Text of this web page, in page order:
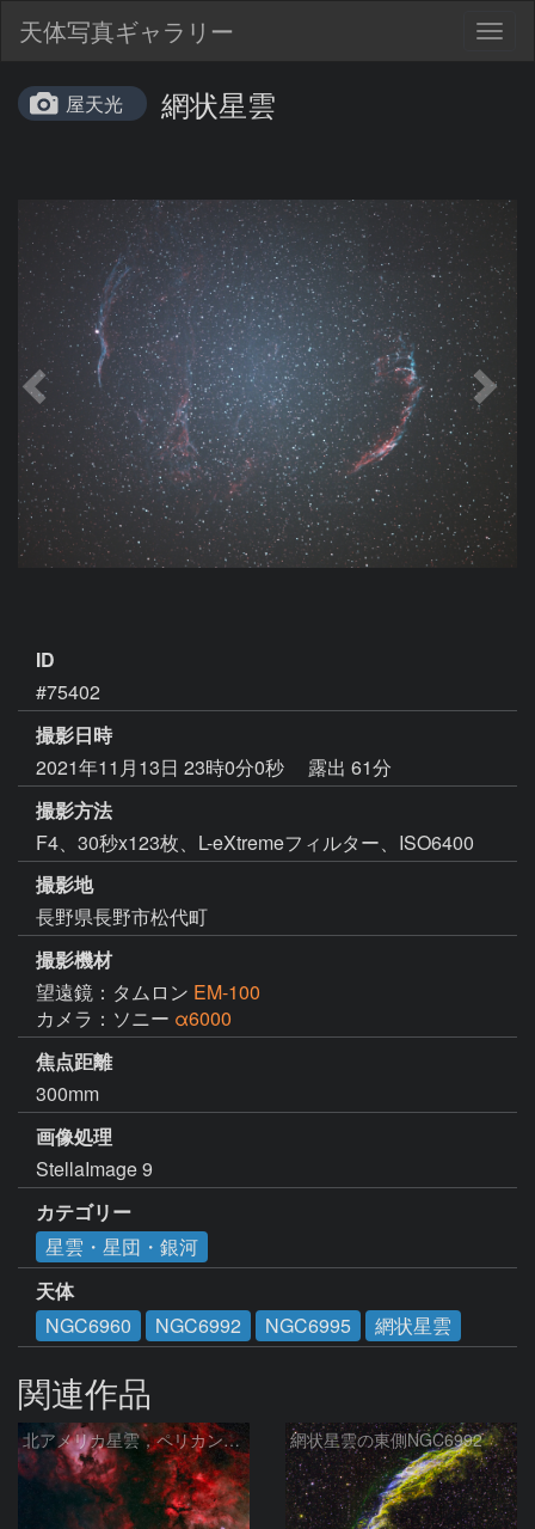
天体写真ギャラリー
屋天光 網状星雲
ID
#75402
撮影日時
2021年11月13日 23時0分0秒
露出 61分
撮影方法
F4、30秒x123枚、L-eXtremeフィルター、ISO6400
撮影地
長野県長野市松代町
撮影機材
望遠鏡：タムロン EM-100
カメラ：ソニー α6000
焦点距離
300mm
画像処理
StellaImage 9
カテゴリー
星雲・星団・銀河
天体
NGC6960
NGC6992 NGC6995 網状星雲
関連作品
北アメリカ星雲，ペリカン星雲，サドル付近，クレセント星雲，網状星雲・・・etc 網状星雲の東側NGC6992